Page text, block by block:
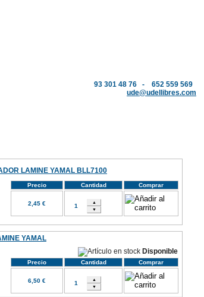
93 301 48 76 - 652 559 569
ude@udellibres.com
LAMINE YAMAL BLL7100
Precio Cantidad Comprar
2,45 €
YAMAL
Disponible
Precio Cantidad Comprar
6,50 €